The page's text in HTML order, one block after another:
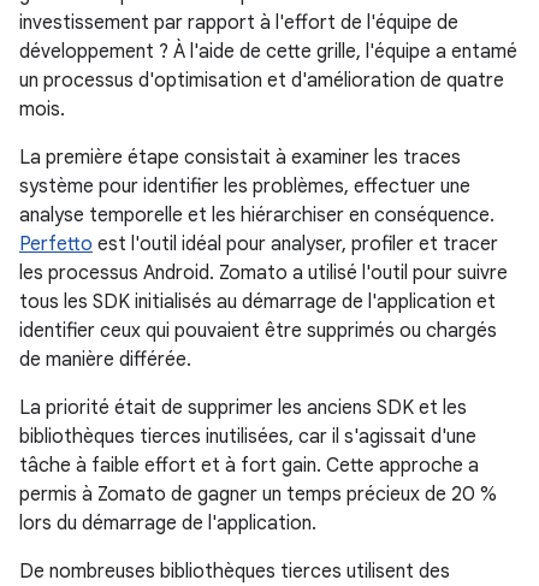
investissement par rapport à l'effort de l'équipe de
développement ? À l'aide de cette grille, l'équipe a entamé
un processus d'optimisation et d'amélioration de quatre
mois.
La première étape consistait à examiner les traces
système pour identifier les problèmes, effectuer une
analyse temporelle et les hiérarchiser en conséquence.
Perfetto est l'outil idéal pour analyser, profiler et tracer
les processus Android. Zomato a utilisé l'outil pour suivre
tous les SDK initialisés au démarrage de l'application et
identifier ceux qui pouvaient être supprimés ou chargés
de manière différée.
La priorité était de supprimer les anciens SDK et les
bibliothèques tierces inutilisées, car il s'agissait d'une
tâche à faible effort et à fort gain. Cette approche a
permis à Zomato de gagner un temps précieux de 20 %
lors du démarrage de l'application.
De nombreuses bibliothèques tierces utilisent des